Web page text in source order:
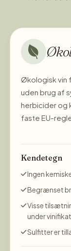
hjælp de lokale
Napoleon ikke
familie måtte
gerne nød vinen
har rødderne
mest muligt
sommeren over
Økologisk vin
uden brug af
herbicider og
faste EU-
Kendetegn
Ingen
Begrænset
Visse
under
Sulfitter er